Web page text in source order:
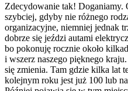
Zdecydowanie tak!
szybciej, gdyby nie różnego
organizacyjne, niemniej jednak
dobrze się jeździ autami
bo pokonuję rocznie około
i wszerz naszego pięknego
się zmienia. Tam gdzie kilka lat
kolejnym roku jest już 100 lub